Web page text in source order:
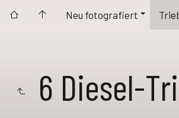
Neu fotografiert
6 Diesel-